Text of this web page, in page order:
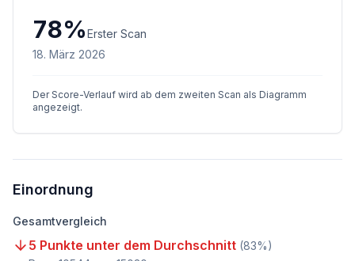
78%Erster Scan
18. März 2026
Der Score-Verlauf wird ab dem zweiten Scan als Diagramm
angezeigt.
Einordnung
Gesamtvergleich
5 Punkte unter dem Durchschnitt (83%)